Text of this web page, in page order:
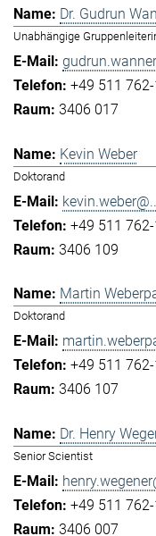
Dr. Gudrun
Unabhängige
+49 511
3406 017
Kevin Weber
Doktorand
+49 511
3406 109
Martin
Doktorand
+49 511
3406 107
Dr. Henry
Senior Scientist
+49 511
3406 007